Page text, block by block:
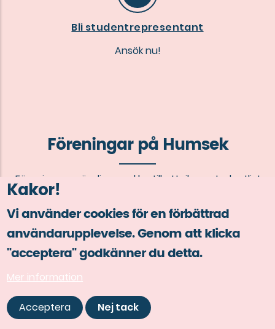
Kakor!
Vi använder cookies för en förbättrad
användarupplevelse. Genom att klicka
"acceptera" godkänner du detta.
Mer information
Acceptera Nej tack
Bli studentrepresentant
Ansök nu!
Föreningar på Humsek
Föreningarna är dina nycklar till ett rikare studentliv!